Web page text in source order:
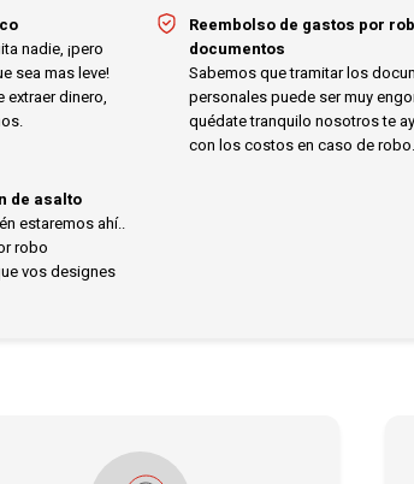
nadie, ¡pero
sea mas leve!
dinero,
Reembolso de gastos por
documentos
Sabemos que tramitar los
personales puede ser muy
quédate tranquilo nosotros te
con los costos en caso de robo.
de asalto
estaremos ahí..
robo
vos designes